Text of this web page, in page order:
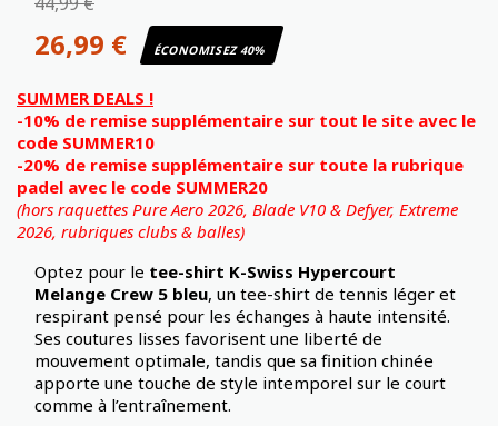
26,99 € ÉCONOMISEZ 40%
SUMMER DEALS !
-10% de remise supplémentaire sur tout le site avec le
code SUMMER10
-20% de remise supplémentaire sur toute la rubrique
padel avec le code SUMMER20
(hors raquettes Pure Aero 2026, Blade V10 & Defyer, Extreme
2026, rubriques clubs & balles)
Optez pour le tee-shirt K-Swiss Hypercourt
Melange Crew 5 bleu, un tee-shirt de tennis léger et
respirant pensé pour les échanges à haute intensité.
Ses coutures lisses favorisent une liberté de
mouvement optimale, tandis que sa finition chinée
apporte une touche de style intemporel sur le court
comme à l’entraînement.